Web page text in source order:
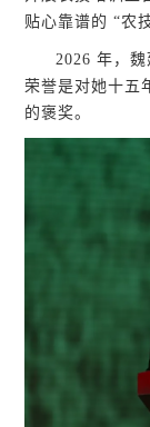
贴心靠谱的 “农
2026 年，
荣誉是对她十五
的褒奖。